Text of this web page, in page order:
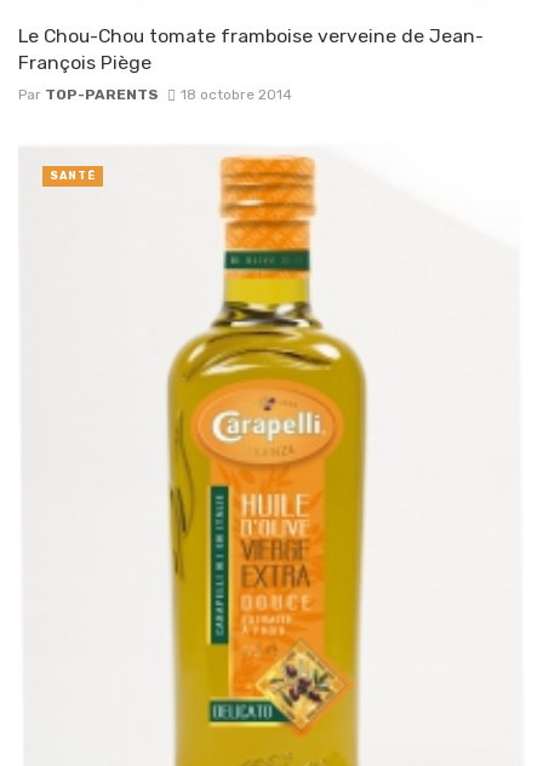
Le Chou-Chou tomate framboise verveine de Jean-
François Piège
Par TOP-PARENTS 18 octobre 2014
SANTÉ